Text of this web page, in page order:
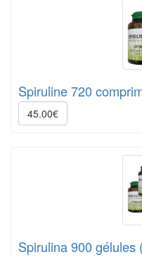
Spiruline 720
45.00€
Spirulina 900 gélules